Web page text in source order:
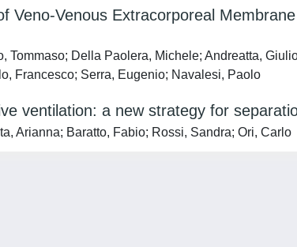
Veno-Venous Extracorporeal
Tommaso; Della Paolera, Michele; Andreatta,
Francesco; Serra, Eugenio; Navalesi, Paolo
ventilation: a new strategy for
Arianna; Baratto, Fabio; Rossi, Sandra; Ori, Carlo